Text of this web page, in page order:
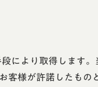
により取得します
様が許諾したもの